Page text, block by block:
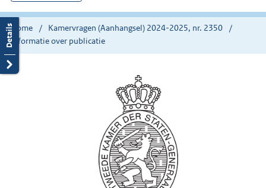
hier:
Home
Kamervragen (Aanhangsel) 2024-2025, nr. 2350
Informatie over publicatie